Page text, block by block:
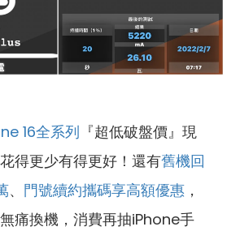
16全系列 『超低破盤價』現
得更少有得更好！還有舊機回
、 門號續約攜碼享高額優惠 ，
痛換機，消費再抽iPhone手